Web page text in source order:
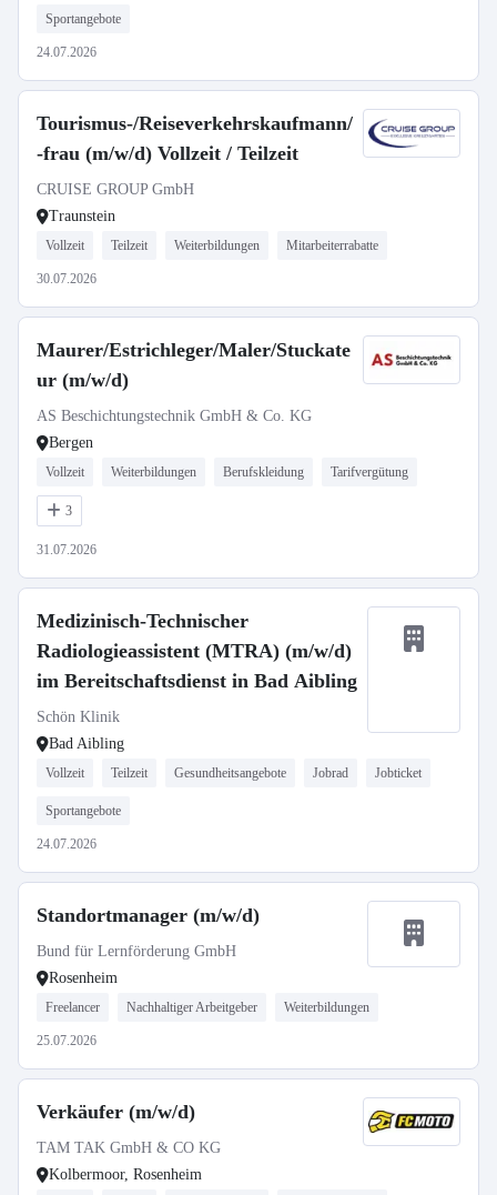
Sportangebote
24.07.2026
Tourismus-/Reiseverkehrskaufmann/
-frau (m/w/d) Vollzeit / Teilzeit
CRUISE GROUP GmbH
Traunstein
Vollzeit Teilzeit Weiterbildungen Mitarbeiterrabatte
30.07.2026
Maurer/Estrichleger/Maler/Stuckate
ur (m/w/d)
AS Beschichtungstechnik GmbH & Co. KG
Bergen
Vollzeit Weiterbildungen Berufskleidung Tarifvergütung
3
31.07.2026
Medizinisch-Technischer
Radiologieassistent (MTRA) (m/w/d)
im Bereitschaftsdienst in Bad Aibling
Schön Klinik
Bad Aibling
Vollzeit Teilzeit Gesundheitsangebote Jobrad Jobticket
Sportangebote
24.07.2026
Standortmanager (m/w/d)
Bund für Lernförderung GmbH
Rosenheim
Freelancer Nachhaltiger Arbeitgeber Weiterbildungen
25.07.2026
Verkäufer (m/w/d)
TAM TAK GmbH & CO KG
Kolbermoor, Rosenheim